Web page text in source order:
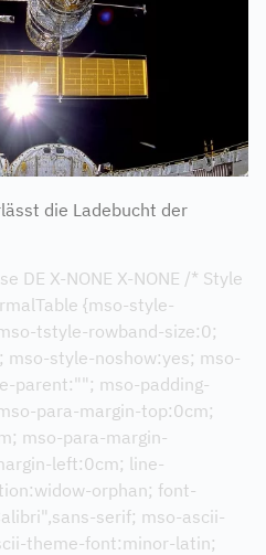
die Ladebucht der
DE X-NONE X-NONE /* Style
{mso-style-
tstyle-rowband-size:0;
style-noshow:yes; mso-
parent:""; mso-padding-
para-margin-top:0cm;
mso-para-margin-
left:0cm; line-
orphan; font-
serif; mso-ascii-
theme-font:minor-latin;